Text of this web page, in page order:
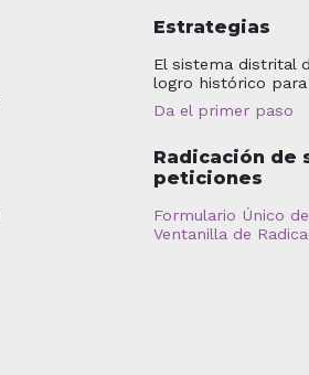
Estrategias
El sistema distrital
logro histórico para
Da el primer paso
Radicación de
peticiones
Formulario Único
Ventanilla de